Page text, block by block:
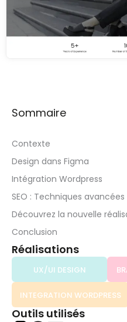
Sommaire
Contexte
Design dans Figma
Intégration Wordpress
SEO : Techniques
Découvrez la nouvelle
Conclusion
Réalisations
UX/UI DESIGN
INTEGRATION WORDPRESS
Outils utilisés